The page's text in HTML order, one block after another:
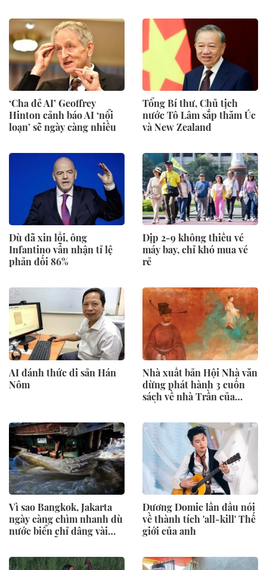
‘Cha đẻ AI’ Geoffrey
Hinton cảnh báo AI ‘nổi
loạn’ sẽ ngày càng nhiều
Tổng Bí thư, Chủ tịch
nước Tô Lâm sắp thăm Úc
và New Zealand
Dù đã xin lỗi, ông
Infantino vẫn nhận tỉ lệ
phản đối 86%
Dịp 2-9 không thiếu vé
máy bay, chỉ khó mua vé
rẻ
AI đánh thức di sản Hán
Nôm
Nhà xuất bản Hội Nhà văn
dừng phát hành 3 cuốn
sách về nhà Trần của
Vì sao Bangkok, Jakarta
ngày càng chìm nhanh dù
nước biển chỉ dâng vài
Dương Domic lần đầu nói
về thành tích 'all-kill' Thế
giới của anh